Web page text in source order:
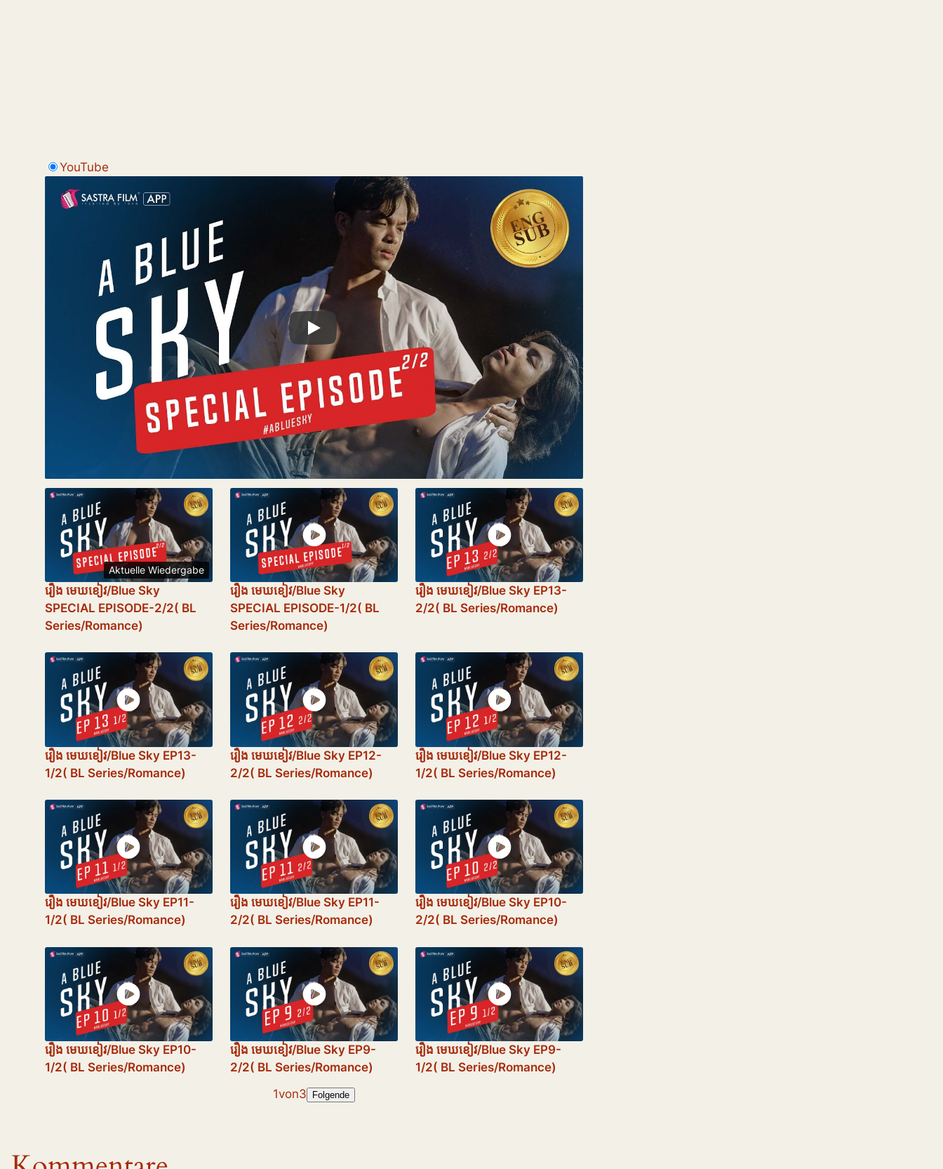
YouTube
Aktuelle Wiedergabe
រឿង​ មេឃខៀវ/Blue Sky
SPECIAL EPISODE-2/2( BL
Series/Romance)
រឿង​ មេឃខៀវ/Blue Sky
SPECIAL EPISODE-1/2( BL
Series/Romance)
រឿង​ មេឃខៀវ/Blue Sky EP13-
2/2( BL Series/Romance)
រឿង​ មេឃខៀវ/Blue Sky EP13-
1/2( BL Series/Romance)
រឿង​ មេឃខៀវ/Blue Sky EP12-
2/2( BL Series/Romance)
រឿង​ មេឃខៀវ/Blue Sky EP12-
1/2( BL Series/Romance)
រឿង​ មេឃខៀវ/Blue Sky EP11-
1/2( BL Series/Romance)
រឿង​ មេឃខៀវ/Blue Sky EP11-
2/2( BL Series/Romance)
រឿង​ មេឃខៀវ/Blue Sky EP10-
2/2( BL Series/Romance)
រឿង​ មេឃខៀវ/Blue Sky EP10-
1/2( BL Series/Romance)
រឿង​ មេឃខៀវ/Blue Sky EP9-
2/2( BL Series/Romance)
រឿង​ មេឃខៀវ/Blue Sky EP9-
1/2( BL Series/Romance)
1von3 Folgende